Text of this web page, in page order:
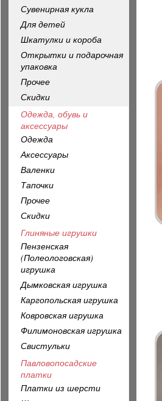
Сувенирная кукла
Для детей
Шкатулки и короба
Открытки и подарочная
упаковка
Прочее
Скидки
Одежда, обувь и
аксессуары
Одежда
Аксессуары
Валенки
Тапочки
Прочее
Скидки
Глиняные игрушки
Пензенская
(Полеологовская)
игрушка
Дымковская игрушка
Каргопольская игрушка
Ковровская игрушка
Филимоновская игрушка
Свистульки
Павловопосадские
платки
Платки из шерсти